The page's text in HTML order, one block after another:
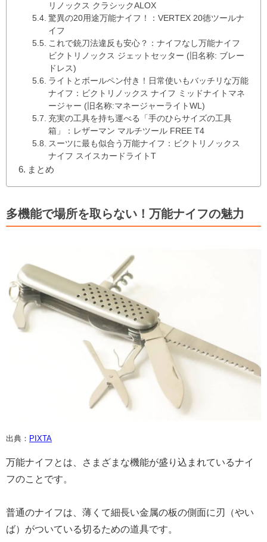
リノックス クラシックALOX
驚異の20用途万能ナイフ！：VERTEX 20徳ツールナ
イフ
これで銃刀法違反も安心？：ナイフなし万能ナイフ
ビクトリノックス ジェットセッター (旧名称: ブレー
ドレス)
ライトとボールペン付き！日常使いもバッチリな万能
ナイフ：ビクトリノックス ナイフ ミッドナイトマネ
ージャー (旧名称:マネージャーライトWL)
充実の工具を持ち運べる「手のひらサイズの工具
箱」：レザーマン マルチツール FREE T4
スーツに最も似合う万能ナイフ：ビクトリノックス
ナイフ スイスカードライトT
まとめ
多機能で場所を取らない！万能ナイフの魅力
出典： PIXTA
万能ナイフとは、さまざまな機能が盛り込まれているナイ
フのことです。
普通のナイフは、薄くて細長い金属の板の側面に刃（やい
ば）がついている切るための道具です。